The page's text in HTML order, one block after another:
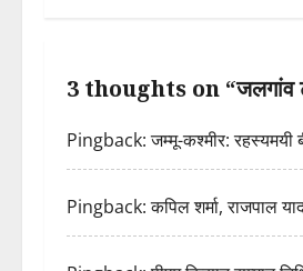
v
i
g
3 thoughts on “जलगांव
Pingback:जम्मू-कश्मीर:
Pingback:कपिल शर्मा, राजपाल